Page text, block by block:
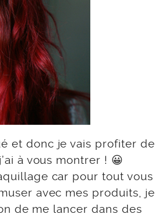
et donc je vais profiter de
à vous montrer ! 😀
car pour tout vous
avec mes produits, je
de me lancer dans des